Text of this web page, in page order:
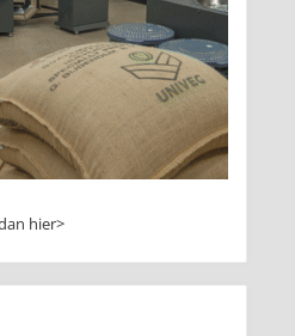
hier>